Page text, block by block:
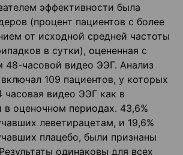
эффективности была
(процент пациентов с более
от исходной средней частоты
в сутки), оцененная с
48-часовой видео ЭЭГ. Анализ
109 пациентов, у которых
часовая видео ЭЭГ как в
в оценочном периодах. 43,6%
леветирацетам, и 19,6%
плацебо, были признаны
одинаковы для всех